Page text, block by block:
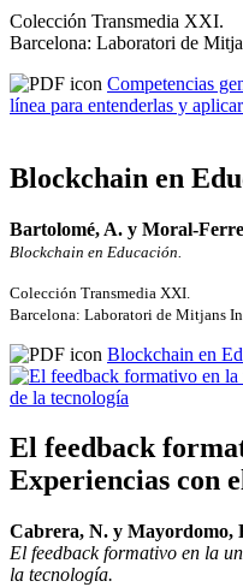
Colección Transmedia XXI.
Barcelona: Laboratori de
Competencias
línea para entenderlas y
Blockchain en
Bartolomé, A. y Moral-
Blockchain en Educación.
Colección Transmedia XXI.
Barcelona: Laboratori de Mitjans
Blockchain en
El feedback
Experiencias con
Cabrera, N. y Mayordomo,
El feedback formativo en la
la tecnología.